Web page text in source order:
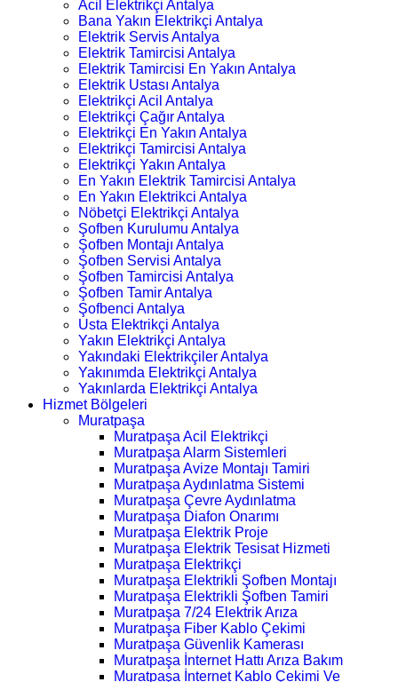
Acil Elektrikçi Antalya
Bana Yakın Elektrikçi Antalya
Elektrik Servis Antalya
Elektrik Tamircisi Antalya
Elektrik Tamircisi En Yakın Antalya
Elektrik Ustası Antalya
Elektrikçi Acil Antalya
Elektrikçi Çağır Antalya
Elektrikçi En Yakın Antalya
Elektrikçi Tamircisi Antalya
Elektrikçi Yakın Antalya
En Yakın Elektrik Tamircisi Antalya
En Yakın Elektrikci Antalya
Nöbetçi Elektrikçi Antalya
Şofben Kurulumu Antalya
Şofben Montajı Antalya
Şofben Servisi Antalya
Şofben Tamircisi Antalya
Şofben Tamir Antalya
Şofbenci Antalya
Usta Elektrikçi Antalya
Yakın Elektrikçi Antalya
Yakındaki Elektrikçiler Antalya
Yakınımda Elektrikçi Antalya
Yakınlarda Elektrikçi Antalya
Hizmet Bölgeleri
Muratpaşa
Muratpaşa Acil Elektrikçi
Muratpaşa Alarm Sistemleri
Muratpaşa Avize Montajı Tamiri
Muratpaşa Aydınlatma Sistemi
Muratpaşa Çevre Aydınlatma
Muratpaşa Diafon Onarımı
Muratpaşa Elektrik Proje
Muratpaşa Elektrik Tesisat Hizmeti
Muratpaşa Elektrikçi
Muratpaşa Elektrikli Şofben Montajı
Muratpaşa Elektrikli Şofben Tamiri
Muratpaşa 7/24 Elektrik Arıza
Muratpaşa Fiber Kablo Çekimi
Muratpaşa Güvenlik Kamerası
Muratpaşa İnternet Hattı Arıza Bakım
Muratpaşa İnternet Kablo Çekimi Ve